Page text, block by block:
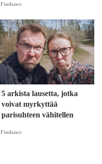
Findance
5 arkista lausetta, jotka
voivat myrkyttää
parisuhteen vähitellen
Findance